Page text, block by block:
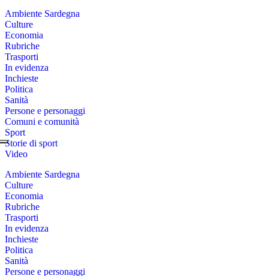
Ambiente Sardegna
Culture
Economia
Rubriche
Trasporti
In evidenza
Inchieste
Politica
Sanità
Persone e personaggi
Comuni e comunità
Sport
Storie di sport
Video
Ambiente Sardegna
Culture
Economia
Rubriche
Trasporti
In evidenza
Inchieste
Politica
Sanità
Persone e personaggi